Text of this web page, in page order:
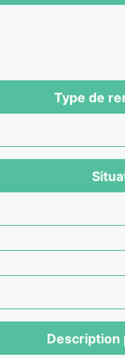
Type de
Description